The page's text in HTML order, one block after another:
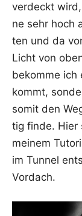
ver­deckt
ne sehr hoch
ten und da
Licht von
bekom­me ich
kommt,
somit den
tig fin­de. Hier
mei­nem
im Tun­nel
Vordach.